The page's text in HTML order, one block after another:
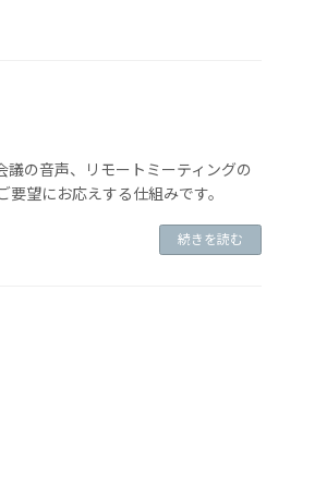
の音声、リモートミーティングの
望にお応えする仕組みです。
続きを読む